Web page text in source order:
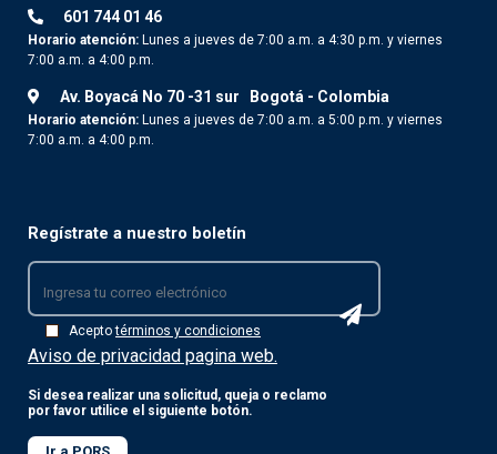
601 744 01 46
Horario atención: Lunes a jueves de 7:00 a.m. a 4:30 p.m. y viernes
7:00 a.m. a 4:00 p.m.
Av. Boyacá No 70 -31 sur Bogotá - Colombia
Horario atención: Lunes a jueves de 7:00 a.m. a 5:00 p.m. y viernes
7:00 a.m. a 4:00 p.m.
Regístrate a nuestro boletín
Aceptotérminos y condiciones
Aviso de privacidad pagina web.
Si desea realizar una solicitud, queja o reclamo
por favor utilice el siguiente botón.